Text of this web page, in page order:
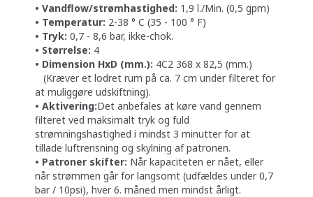
• Vandflow/strømhastighed: 1,9 l./Min. (0,5 gpm)
• Temperatur: 2-38 ° C (35 - 100 ° F)
• Tryk: 0,7 - 8,6 bar, ikke-chok.
• Størrelse: 4
• Dimension HxD (mm.): 4C2 368 x 82,5 (mm.)
(Kræver et lodret rum på ca. 7 cm under filteret for
at muliggøre udskiftning).
• Aktivering:Det anbefales at køre vand gennem
filteret ved maksimalt tryk og fuld
strømningshastighed i mindst 3 minutter for at
tillade luftrensning og skylning af patronen.
• Patroner skifter: Når kapaciteten er nået, eller
når strømmen går for langsomt (udfældes under 0,7
bar / 10psi), hver 6. måned men mindst årligt.